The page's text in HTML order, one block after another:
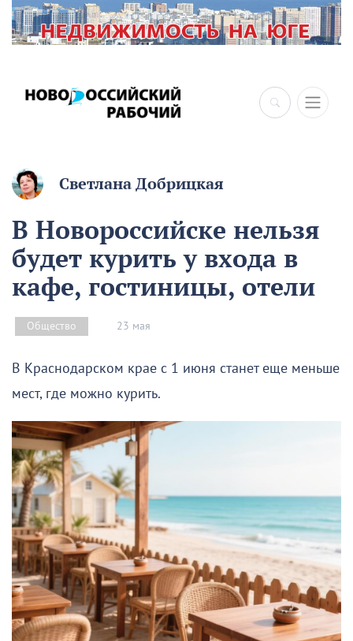
×
Светлана Добрицкая
В Новороссийске нельзя
будет курить у входа в
кафе, гостиницы, отели
Общество 23 мая
В Краснодарском крае с 1 июня станет еще меньше
мест, где можно курить.